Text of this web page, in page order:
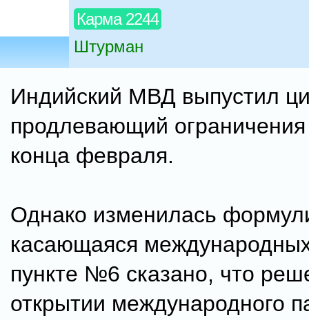
Карма 2244
Штурман
Индийский МВД выпустил
продлевающий
конца февраля.
Однако изменилась
касающаяся
пункте №6 сказано, что
открытии международного